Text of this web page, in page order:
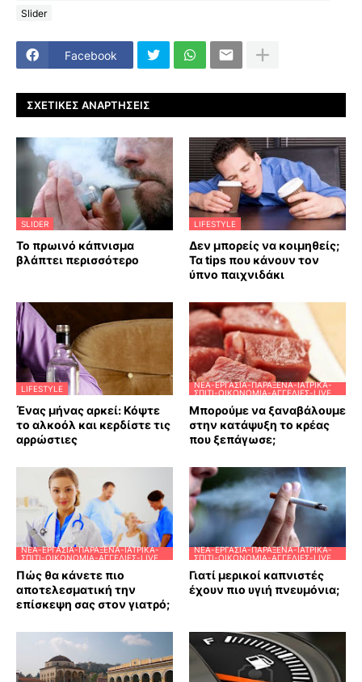
Slider
Facebook
ΣΧΕΤΙΚΈΣ ΑΝΑΡΤΉΣΕΙΣ
SLIDER
Το πρωινό κάπνισμα
βλάπτει περισσότερο
LIFESTYLE
Δεν μπορείς να κοιμηθείς;
Τα tips που κάνουν τον
ύπνο παιχνιδάκι
LIFESTYLE
Ένας μήνας αρκεί: Κόψτε
το αλκοόλ και κερδίστε τις
αρρώστιες
ΝΈΑ-ΕΡΓΑΣΊΑ-ΠΑΡΆΞΕΝΑ-ΙΑΤΡΙΚΆ-
ΣΠΊΤΙ-ΟΙΚΟΝΟΜΊΑ-ΑΓΓΕΛΊΕΣ-LIVE
Μπορούμε να ξαναβάλουμε
στην κατάψυξη το κρέας
που ξεπάγωσε;
ΝΈΑ-ΕΡΓΑΣΊΑ-ΠΑΡΆΞΕΝΑ-ΙΑΤΡΙΚΆ-
ΣΠΊΤΙ-ΟΙΚΟΝΟΜΊΑ-ΑΓΓΕΛΊΕΣ-LIVE
Πώς θα κάνετε πιο
αποτελεσματική την
επίσκεψη σας στον γιατρό;
ΝΈΑ-ΕΡΓΑΣΊΑ-ΠΑΡΆΞΕΝΑ-ΙΑΤΡΙΚΆ-
ΣΠΊΤΙ-ΟΙΚΟΝΟΜΊΑ-ΑΓΓΕΛΊΕΣ-LIVE
Γιατί μερικοί καπνιστές
έχουν πιο υγιή πνευμόνια;